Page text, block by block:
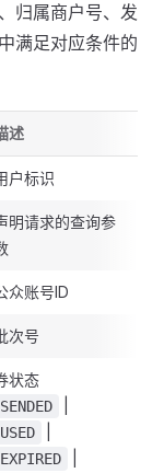
归属商户号、发
满足对应条件的
述
户标识
明请求的查询参
众账号ID
次号
状态
SENDED
USED
EXPIRED